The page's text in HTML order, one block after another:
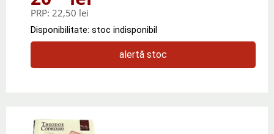
PRP: 22,50 lei
Disponibilitate: stoc indisponibil
alertă stoc